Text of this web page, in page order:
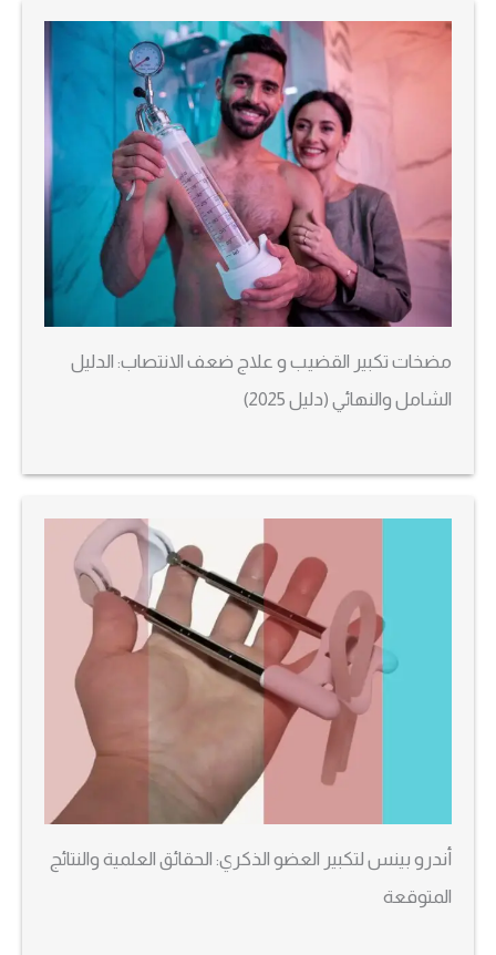
مضخات تكبير القضيب و علاج ضعف الانتصاب: الدليل
الشامل والنهائي (دليل 2025)
أندرو بينس لتكبير العضو الذكري: الحقائق العلمية والنتائج
المتوقعة